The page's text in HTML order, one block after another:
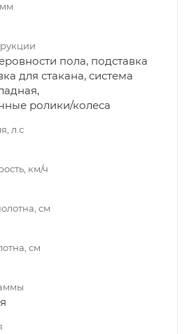
пола, подставка
для стакана, система
ролики/колеса
л.с
км/ч
см
см